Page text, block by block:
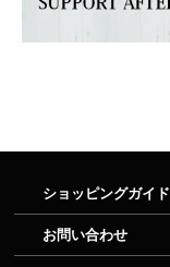
ショッピングガイド
お問い合わせ